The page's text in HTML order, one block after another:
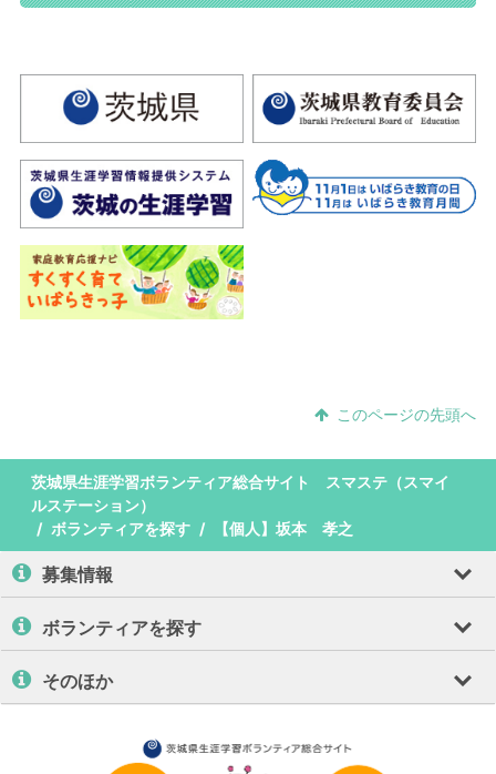
このページの先頭へ
茨城県生涯学習ボランティア総合サイト スマステ（スマイ
ルステーション）
ボランティアを探す
【個人】坂本 孝之
募集情報
ボランティアを探す
そのほか